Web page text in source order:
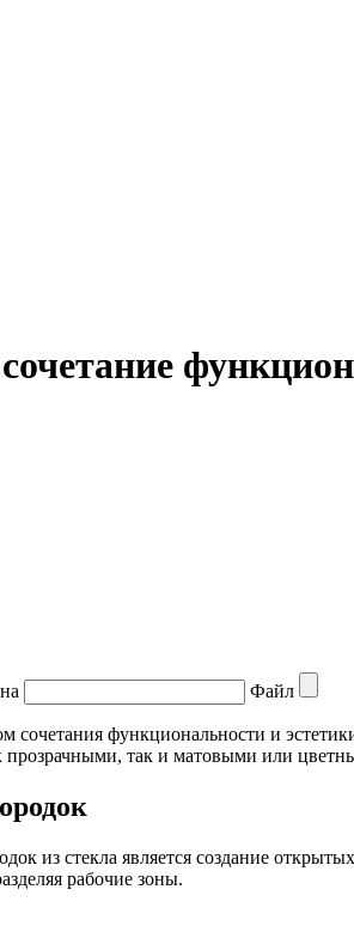
Файл
функциональности и
так и матовыми или
из стекла является создание
рабочие зоны.